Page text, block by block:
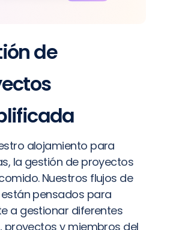
de
alojamiento para
la gestión de proyectos
Nuestros flujos de
pensados para
a gestionar diferentes
proyectos y miembros del